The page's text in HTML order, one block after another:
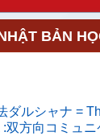
BẢN
ダルシャナ =
:双方向コミュ